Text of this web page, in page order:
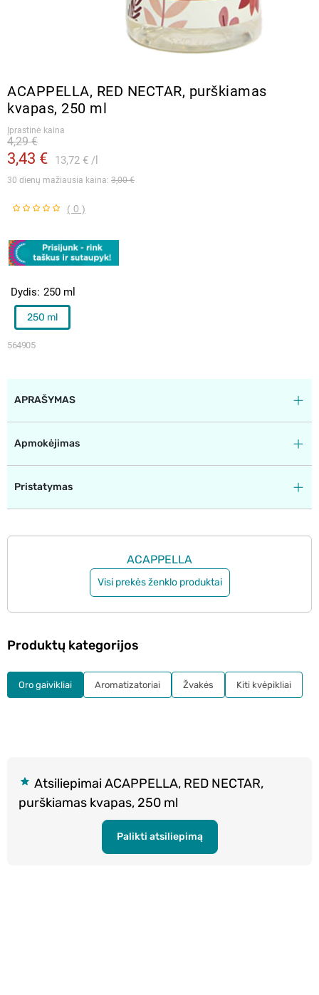
ACAPPELLA, RED NECTAR, purškiamas
kvapas, 250 ml
Įprastinė kaina
3,43 € 13,72 €
4,29 €
30 dienų mažiausia kaina: 3,00 €
( 0 )
564905
Dydis 250 ml
250 ml
APRAŠYMAS
Apmokėjimas
Pristatymas
ACAPPELLA
Visi prekės ženklo produktai
Atsiliepimai ACAPPELLA, RED NECTAR,
purškiamas kvapas, 250 ml
Palikti atsiliepimą
Produktų kategorijos
Oro gaivikliai Aromatizatoriai Žvakės Kiti kvėpikliai